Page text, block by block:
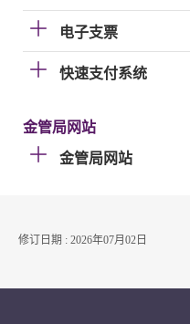
电子支票
快速支付系统
金管局网站
金管局网站
修订日期 : 2026年07月02日